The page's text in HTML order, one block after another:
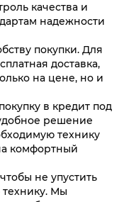
качества и
надежности
покупки. Для
доставка,
на цене, но и
в кредит под
решение
технику
комфортный
не упустить
Мы